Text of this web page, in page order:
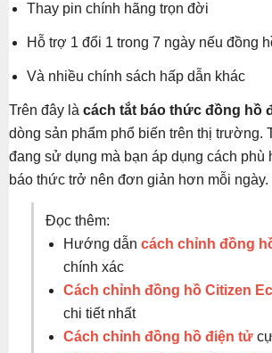
Thay pin chính hãng trọn đời
Hỗ trợ 1 đổi 1 trong 7 ngày nếu đồng
Và nhiều chính sách hấp dẫn khác
Trên đây là cách tắt báo thức đồng hồ
dòng sản phẩm phổ biến trên thị trường.
đang sử dụng mà bạn áp dụng cách phù
báo thức trở nên đơn giản hơn mỗi ngày.
Đọc thêm:
Hướng dẫn cách chỉnh đồng
chính xác
Cách chỉnh đồng hồ Citizen
chi tiết nhất
Cách chỉnh đồng hồ điện tử